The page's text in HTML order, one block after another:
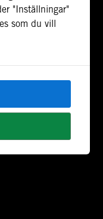
konflikt- och
med civil
efter Folke
"Inställningar"
som du vill